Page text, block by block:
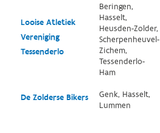
Looise Atletiek
Vereniging
Tessenderlo
Beringen,
Hasselt,
Heusden-Zolder,
Scherpenheuvel-
Zichem,
Tessenderlo-
Ham
De Zolderse Bikers
Genk, Hasselt,
Lummen